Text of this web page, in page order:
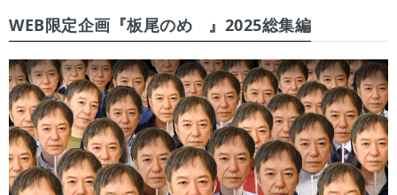
WEB限定企画『板尾のめ゙』2025総集編